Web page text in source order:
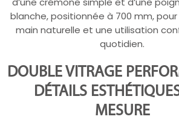
blanche, positionnée à 700 mm,
main naturelle et une utilisation
quotidien.
DOUBLE VITRAGE
DÉTAILS
MESURE